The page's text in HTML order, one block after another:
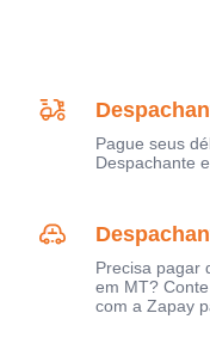
Pague seus
Despachante
Precisa pagar
em MT?
com a Zapay